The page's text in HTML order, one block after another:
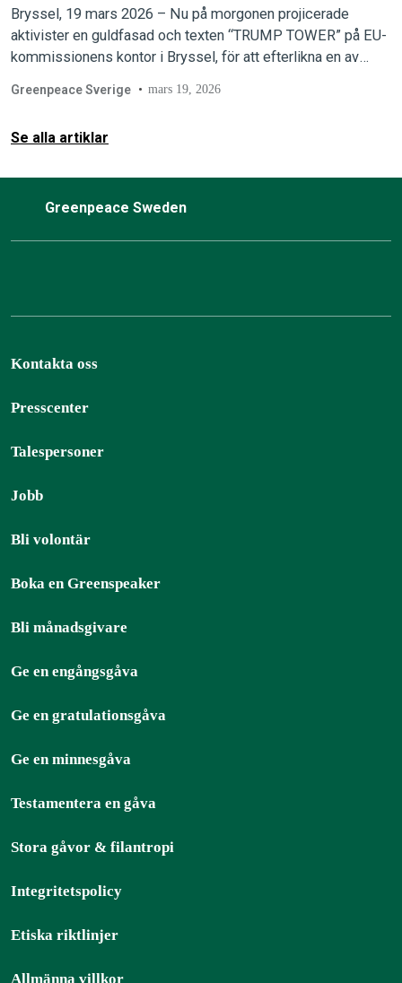
Bryssel, 19 mars 2026 – Nu på morgonen projicerade
aktivister en guldfasad och texten “TRUMP TOWER” på EU-
kommissionens kontor i Bryssel, för att efterlikna en av
Greenpeace Sverige mars 19, 2026
Se alla artiklar
Greenpeace Sweden
Kontakta oss
Presscenter
Talespersoner
Jobb
Bli volontär
Boka en Greenspeaker
Bli månadsgivare
Ge en engångsgåva
Ge en gratulationsgåva
Ge en minnesgåva
Testamentera en gåva
Stora gåvor & filantropi
Integritetspolicy
Etiska riktlinjer
Allmänna villkor